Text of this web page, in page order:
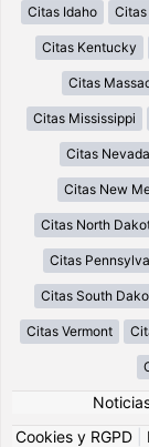
Citas Idaho
Citas Kentucky
Citas
Citas Mississippi
Citas Nevada
Citas New
Citas North
Citas
Citas South
Citas Vermont
Cookies y RGPD